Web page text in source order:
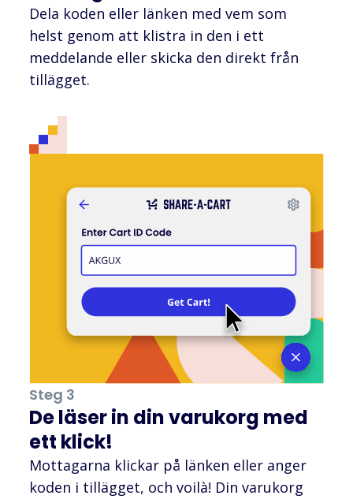
Dela koden eller länken med vem som
helst genom att klistra in den i ett
meddelande eller skicka den direkt från
tillägget.
Steg 3
De läser in din varukorg med
ett klick!
Mottagarna klickar på länken eller anger
koden i tillägget, och voilà! Din varukorg